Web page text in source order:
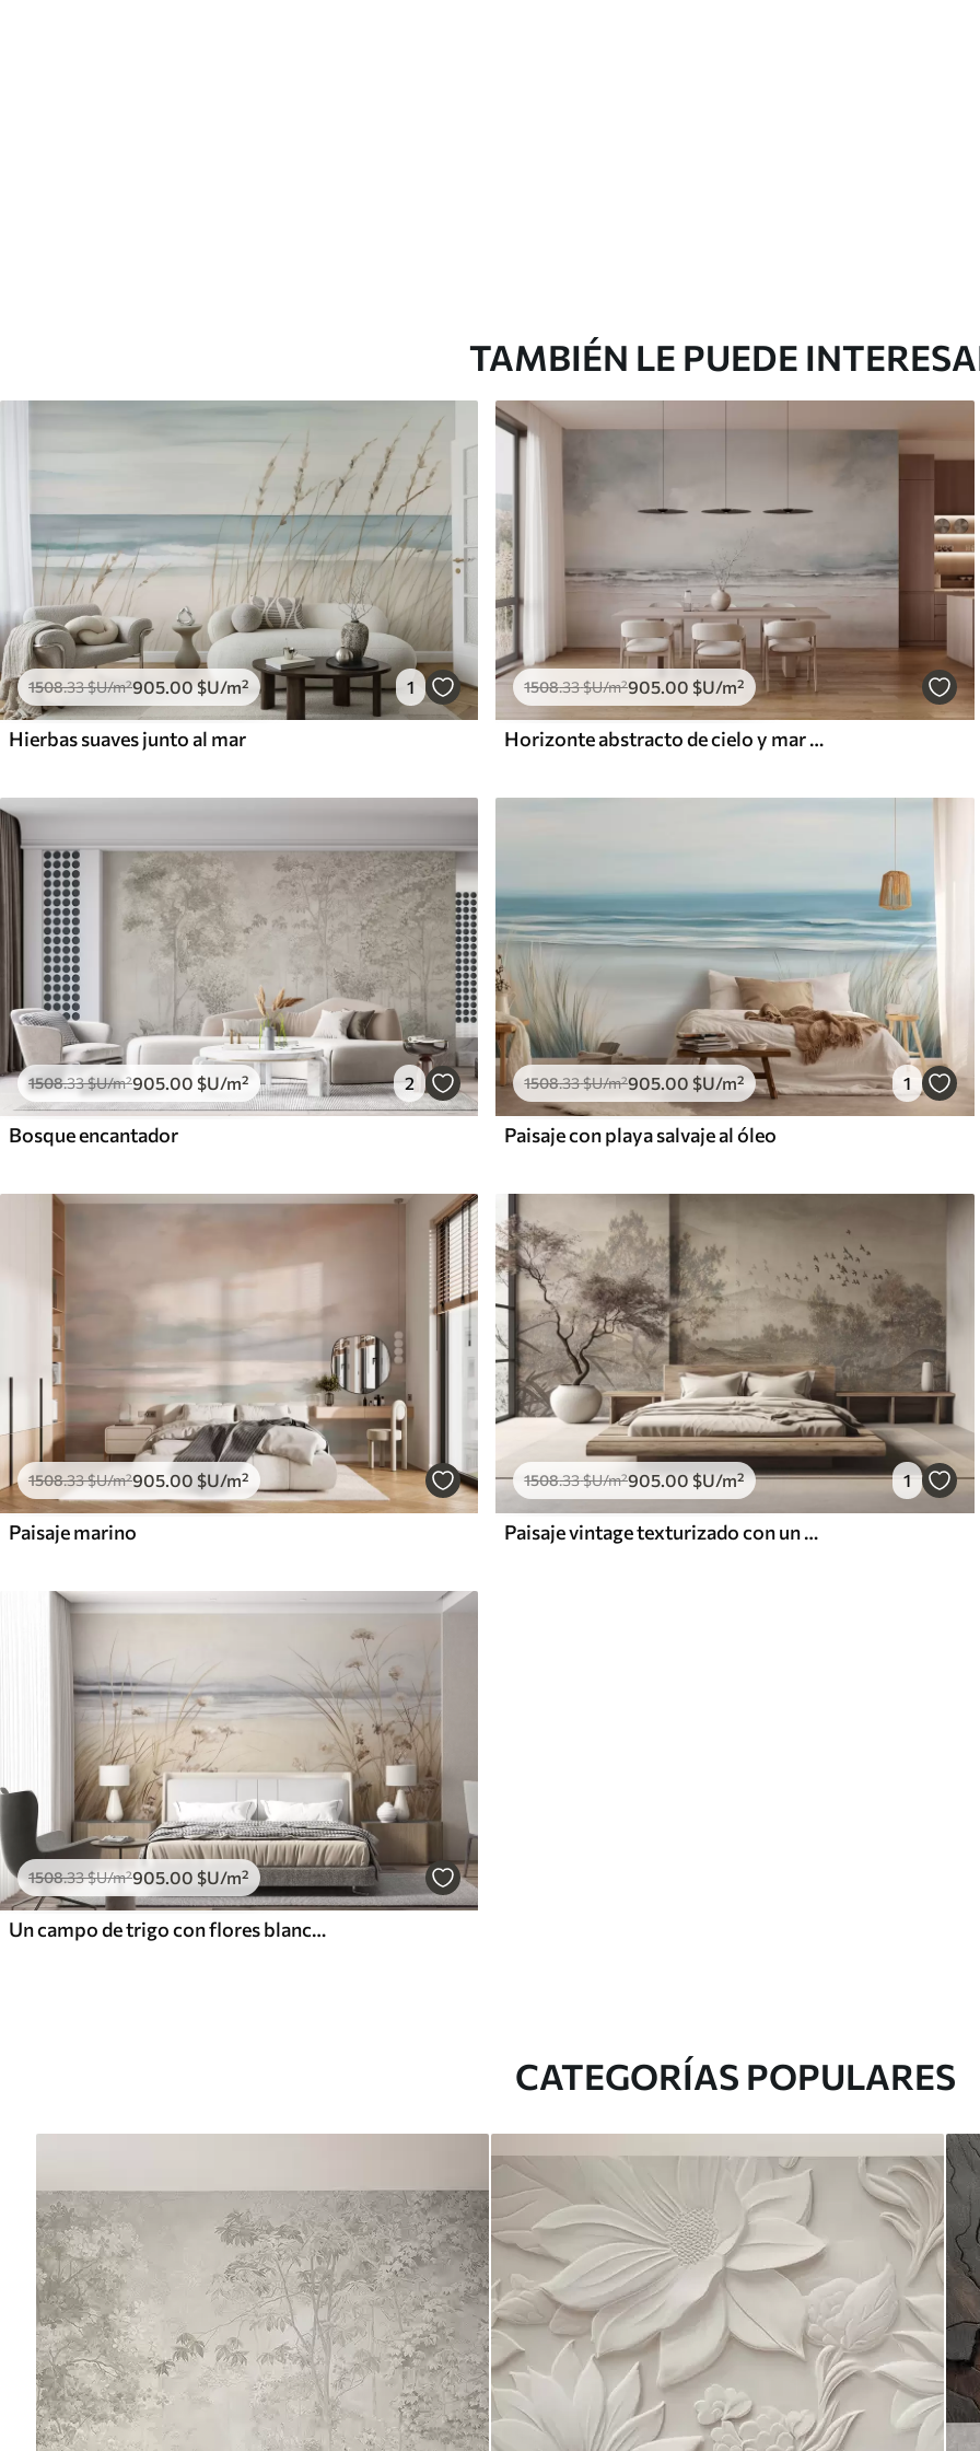
TAMBIÉN LE PUEDE
1508.33$U/m²905.00$U/m² 1
Hierbas suaves junto al mar
1508.33$U/m²905.00 $U/m²
Horizonte abstracto de cielo y mar encontrándose
1508.33$U/m²905.00 $U/m² 2
Bosque encantador
1508.33$U/m²905.00 $U/m² 1
Paisaje con playa salvaje al óleo
1508.33$U/m²905.00 $U/m²
Paisaje marino
1508.33$U/m²905.00$U/m² 1
Paisaje vintage texturizado con un árbol cerca de un río y un cielo nublado, arte de la naturaleza en tonos sepia
1508.33$U/m²905 .00 $U/m²
Un campo de trigo con flores blancas en primer plano, una playa y el océano al fondo, colores pastel neutros apagados
CATEGORÍAS POPULARES